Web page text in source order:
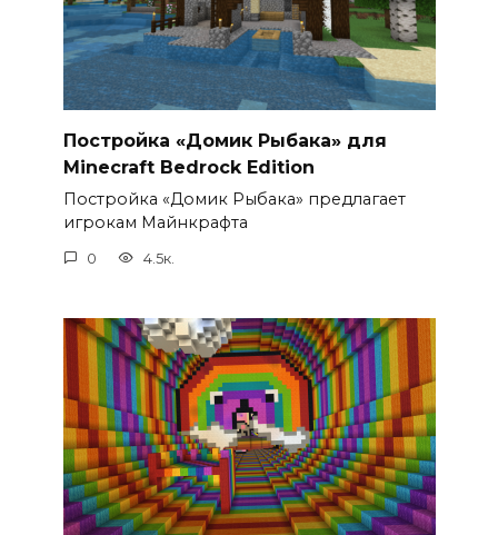
Постройка «Домик Рыбака» для
Minecraft Bedrock Edition
Постройка «Домик Рыбака» предлагает
игрокам Майнкрафта
0 4.5к.